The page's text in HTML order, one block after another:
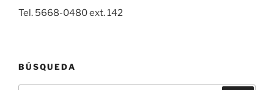
Tel. 5668-0480 ext. 142
BÚSQUEDA